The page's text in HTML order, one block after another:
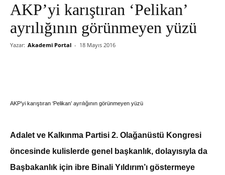
AKP’yi karıştıran ‘Pelikan’
ayrılığının görünmeyen yüzü
Yazar: Akademi Portal - 18 Mayıs 2016
AKP’yi karıştıran ‘Pelikan’ ayrılığının görünmeyen yüzü
Adalet ve Kalkınma Partisi 2. Olağanüstü Kongresi
öncesinde kulislerde genel başkanlık, dolayısıyla da
Başbakanlık için ibre Binali Yıldırım’ı göstermeye